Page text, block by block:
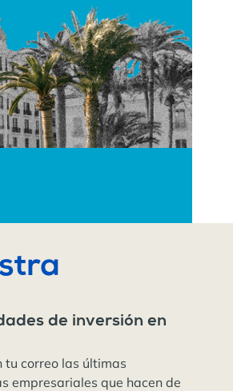
de inversión en
tu correo las últimas
empresariales que hacen de